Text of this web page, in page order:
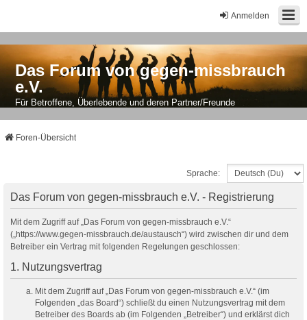
Anmelden
Das Forum von gegen-missbrauch
e.V.
Für Betroffene, Überlebende und deren Partner/Freunde
Foren-Übersicht
Sprache:
Das Forum von gegen-missbrauch e.V. - Registrierung
Mit dem Zugriff auf „Das Forum von gegen-missbrauch e.V.“
(„https://www.gegen-missbrauch.de/austausch“) wird zwischen dir und dem
Betreiber ein Vertrag mit folgenden Regelungen geschlossen:
1. Nutzungsvertrag
Mit dem Zugriff auf „Das Forum von gegen-missbrauch e.V.“ (im
Folgenden „das Board“) schließt du einen Nutzungsvertrag mit dem
Betreiber des Boards ab (im Folgenden „Betreiber“) und erklärst dich